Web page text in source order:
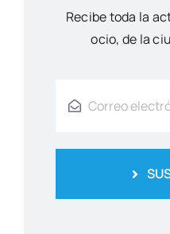
Reci­be toda la
ocio, de la